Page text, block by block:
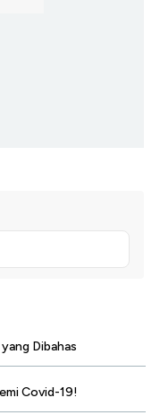
Dibahas
Covid-19!